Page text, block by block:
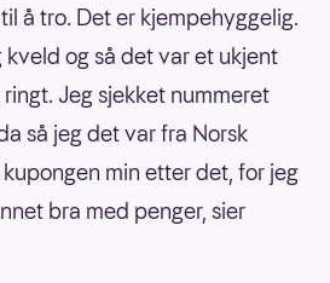
å tro. Det er kjempehyggelig.
og så det var et ukjent
Jeg sjekket nummeret
så jeg det var fra Norsk
min etter det, for jeg
bra med penger, sier